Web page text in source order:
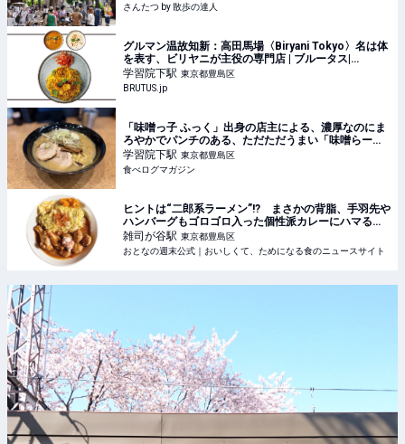
さんたつ by 散歩の達人
グルマン温故知新：高田馬場〈Biryani Tokyo〉名は体
を表す、ビリヤニが主役の専門店 | ブルータス|
BRUTUS.jp
学習院下駅 東京都豊島区
BRUTUS.jp
「味噌っ子 ふっく」出身の店主による、濃厚なのにま
ろやかでパンチのある、ただただうまい「味噌らーめ
ん」！（東京・学習院下） | 食べログマガジン
学習院下駅 東京都豊島区
食べログマガジン
ヒントは“二郎系ラーメン”!? まさかの背脂、手羽先や
ハンバーグもゴロゴロ入った個性派カレーにハマる人
続出！ 雑司ヶ谷『カリー・ザ・ハードコア』 - おと
なの週末公式｜おいしくて、ためになる食のニュー
雑司が谷駅 東京都豊島区
おとなの週末公式｜おいしくて、ためになる食のニュースサイト